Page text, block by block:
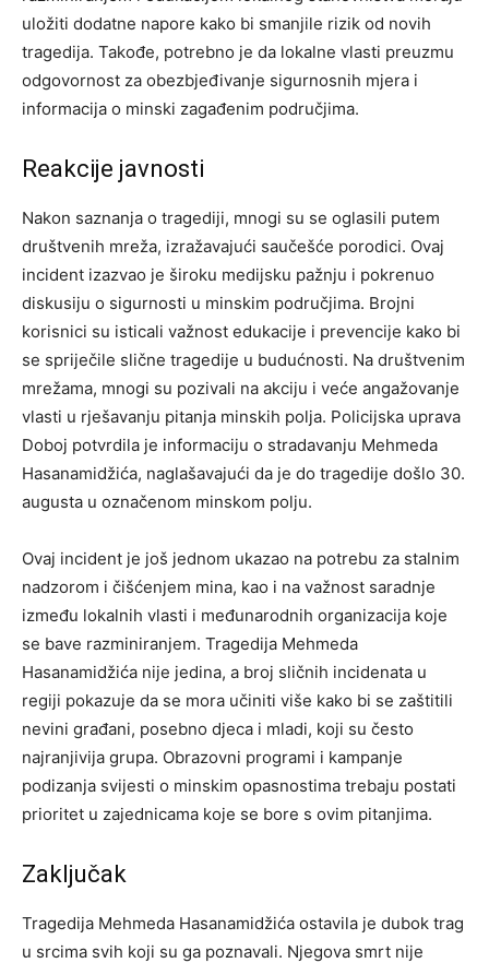
uložiti dodatne napore kako bi smanjile rizik od novih
tragedija. Takođe, potrebno je da lokalne vlasti preuzmu
odgovornost za obezbjeđivanje sigurnosnih mjera i
informacija o minski zagađenim područjima.
Reakcije javnosti
Nakon saznanja o tragediji, mnogi su se oglasili putem
društvenih mreža, izražavajući saučešće porodici. Ovaj
incident izazvao je široku medijsku pažnju i pokrenuo
diskusiju o sigurnosti u minskim područjima. Brojni
korisnici su isticali važnost edukacije i prevencije kako bi
se spriječile slične tragedije u budućnosti. Na društvenim
mrežama, mnogi su pozivali na akciju i veće angažovanje
vlasti u rješavanju pitanja minskih polja. Policijska uprava
Doboj potvrdila je informaciju o stradavanju Mehmeda
Hasanamidžića, naglašavajući da je do tragedije došlo 30.
augusta u označenom minskom polju.
Ovaj incident je još jednom ukazao na potrebu za stalnim
nadzorom i čišćenjem mina, kao i na važnost saradnje
između lokalnih vlasti i međunarodnih organizacija koje
se bave razminiranjem. Tragedija Mehmeda
Hasanamidžića nije jedina, a broj sličnih incidenata u
regiji pokazuje da se mora učiniti više kako bi se zaštitili
nevini građani, posebno djeca i mladi, koji su često
najranjivija grupa. Obrazovni programi i kampanje
podizanja svijesti o minskim opasnostima trebaju postati
prioritet u zajednicama koje se bore s ovim pitanjima.
Zaključak
Tragedija Mehmeda Hasanamidžića ostavila je dubok trag
u srcima svih koji su ga poznavali. Njegova smrt nije